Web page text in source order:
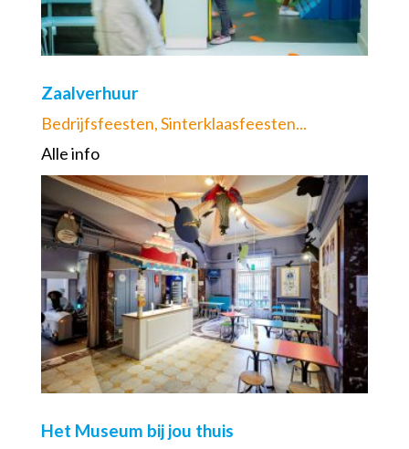
Zaalverhuur
Bedrijfsfeesten, Sinterklaasfeesten...
Alle info
Het Museum bij jou thuis